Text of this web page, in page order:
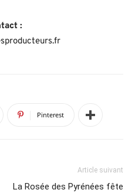
:
Pinterest
Article suivant
La Rosée des Pyrénées fête